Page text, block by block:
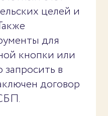
целей и
для
кнопки или
в
договор